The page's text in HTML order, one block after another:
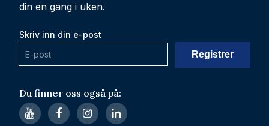
Du finner oss også på:
din en gang i uken.
Skriv inn din e-post